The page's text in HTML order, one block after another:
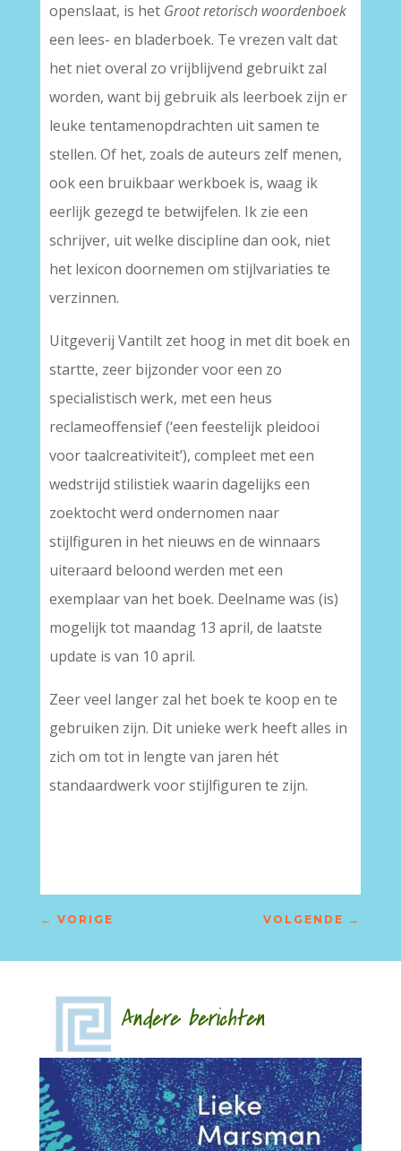
openslaat, is het Groot retorisch woordenboek
een lees- en bladerboek. Te vrezen valt dat
het niet overal zo vrijblijvend gebruikt zal
worden, want bij gebruik als leerboek zijn er
leuke tentamenopdrachten uit samen te
stellen. Of het, zoals de auteurs zelf menen,
ook een bruikbaar werkboek is, waag ik
eerlijk gezegd te betwijfelen. Ik zie een
schrijver, uit welke discipline dan ook, niet
het lexicon doornemen om stijlvariaties te
verzinnen.
Uitgeverij Vantilt zet hoog in met dit boek en
startte, zeer bijzonder voor een zo
specialistisch werk, met een heus
reclameoffensief (‘een feestelijk pleidooi
voor taalcreativiteit’), compleet met een
wedstrijd stilistiek waarin dagelijks een
zoektocht werd ondernomen naar
stijlfiguren in het nieuws en de winnaars
uiteraard beloond werden met een
exemplaar van het boek. Deelname was (is)
mogelijk tot maandag 13 april, de laatste
update is van 10 april.
Zeer veel langer zal het boek te koop en te
gebruiken zijn. Dit unieke werk heeft alles in
zich om tot in lengte van jaren hét
standaardwerk voor stijlfiguren te zijn.
← VORIGE VOLGENDE →
Andere berichten